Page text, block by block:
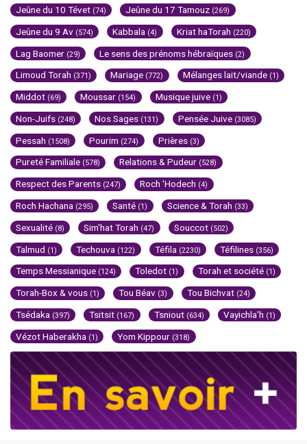
Jeûne du 10 Tévet (74) Jeûne du 17 Tamouz (269)
Jeûne du 9 Av (574) Kabbala (4) Kriat haTorah (220)
Lag Baomer (29) Le sens des prénoms hébraïques (2)
Limoud Torah (371) Mariage (772) Mélanges lait/viande (1)
Middot (69) Moussar (154) Musique juive (1)
Non-Juifs (248) Nos Sages (131) Pensée Juive (3085)
Pessah (1508) Pourim (274) Prières (3)
Pureté Familiale (578) Relations & Pudeur (528)
Respect des Parents (247) Roch 'Hodech (4)
Roch Hachana (295) Santé (1) Science & Torah (33)
Sexualité (8) Sim'hat Torah (47) Souccot (502)
Talmud (1) Techouva (122) Téfila (2230) Téfilines (356)
Temps Messianique (124) Toledot (1) Torah et société (1)
Torah-Box & vous (1) Tou Béav (3) Tou Bichvat (24)
Tsédaka (397) Tsitsit (167) Tsniout (634) Vayichla'h (1)
Vézot Haberakha (1) Yom Kippour (318)